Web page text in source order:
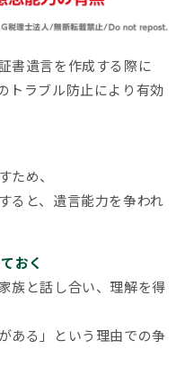
書遺言を作成する際に
トラブル防止により有効
ため、
ると、遺言能力を争われ
おく
族と話し合い、理解を得
ある」という理由での争